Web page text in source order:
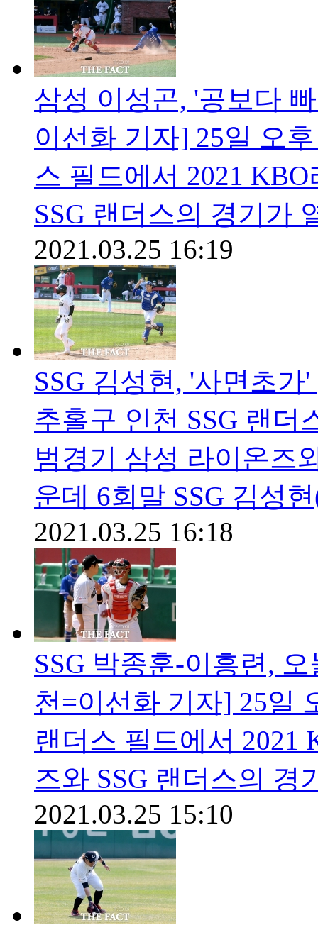
삼성 이성곤, '공보다
이선화 기자] 25일 오
스 필드에서 2021
SSG 랜더스의 경기가
2021.03.25 16:19
SSG 김성현, '사면초
추홀구 인천 SSG 랜더
범경기 삼성 라이온즈
운데 6회말 SSG 김성
2021.03.25 16:18
SSG 박종훈-이흥련,
천=이선화 기자] 25일
랜더스 필드에서 2021
즈와 SSG 랜더스의 경
2021.03.25 15:10